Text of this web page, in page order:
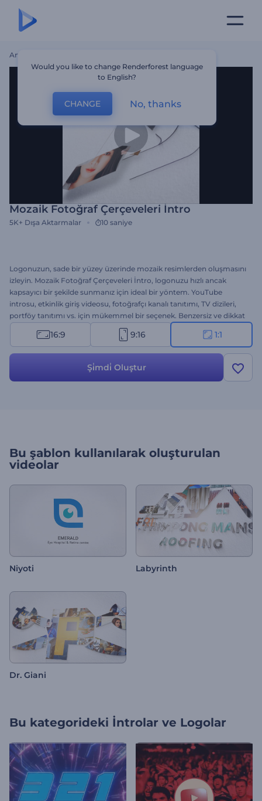
Ana Sayfa
Mozaik Fotoğraf Çerçeveleri İntro
5K+ Dışa Aktarmalar 10 saniye
Logonuzun, sade bir yüzey üzerinde mozaik resimlerden oluşmasını
izleyin. Mozaik Fotoğraf Çerçeveleri İntro, logonuzu hızlı ancak
kapsayıcı bir şekilde sunmanız için ideal bir yöntem. YouTube
introsu, etkinlik giriş videosu, fotoğrafçı kanalı tanıtımı, TV dizileri,
portföy tanıtımı vs. için mükemmel bir seçenek. Benzersiz ve dikkat
çeken bir intro hazırlamak hiç bu kadar kolay olmamıştı. Bu şablonu
hemen deneyin!
16:9 9:16 1:1
Şi̇mdi̇ Oluştur
Bu şablon kullanılarak oluşturulan
videolar
Niyoti Labyrinth
Dr. Giani
Bu kategorideki İntrolar ve Logolar
Would you like to change Renderforest language
to English?
CHANGE No, thanks